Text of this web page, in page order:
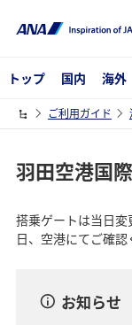
トップ 国内 海外
ご利用ガイド
羽田空港国
搭乗ゲートは当日
日、空港にてご確認
お知らせ